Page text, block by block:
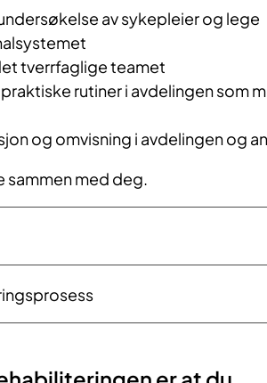
av sykepleier og lege
tverrfaglige teamet
rutiner i avdelingen som
og omvisning i avdelingen og
sammen med deg.